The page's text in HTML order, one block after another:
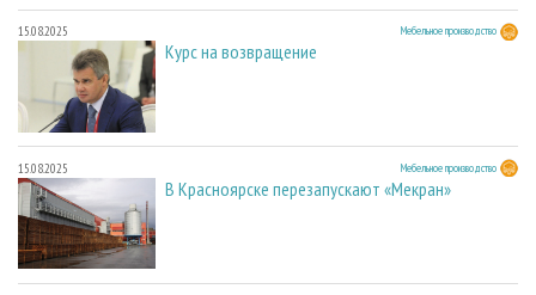
15.08.2025 Мебельное производство
Курс на возвращение
15.08.2025 Мебельное производство
В Красноярске перезапускают «Мекран»